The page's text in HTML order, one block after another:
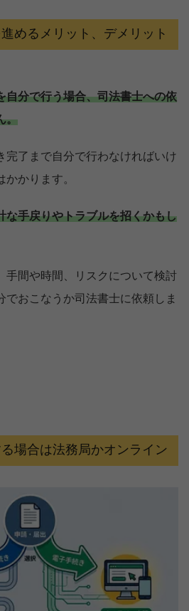
めるメリット、デメリット
自分で行う場合、司法書士への依
。
完了まで自分で行わなければいけ
かります。
な手戻りやトラブルを招くかもし
手間や時間、リスクについて検討
でおこなうか司法書士に依頼しま
場合は法務局かオンライン